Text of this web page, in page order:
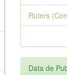
Ruters
Data de